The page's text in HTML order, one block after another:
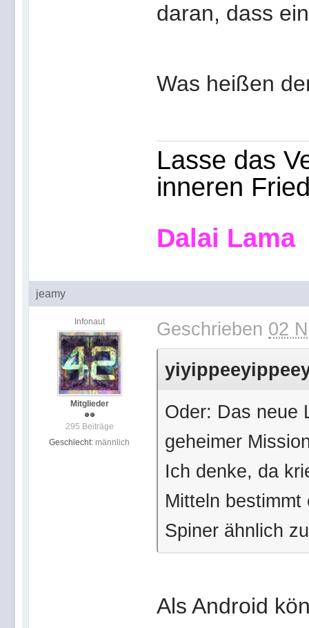
daran, dass
Was heißen
Lasse das
inneren
Dalai Lama
jeamy
Infonaut
Mitglieder
295 Beiträge
Geschlecht: männlich
Geschrieben 02
Oder: Das neue
geheimer
Ich denke, da
Mitteln
Spiner ähnlich
Als Android